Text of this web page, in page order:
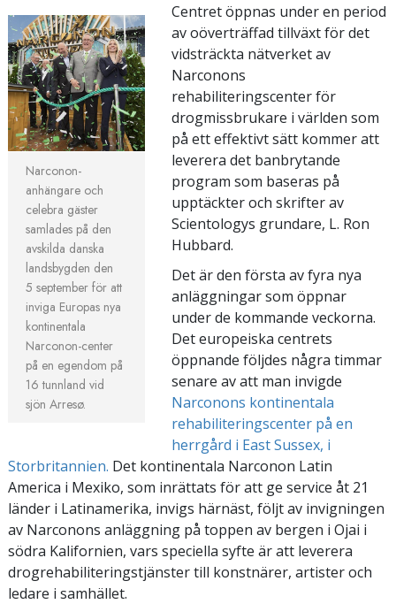
Narconon-
anhängare och
celebra gäster
samlades på den
avskilda danska
landsbygden den
5 september för att
inviga Europas nya
kontinentala
Narconon-center
på en egendom på
16 tunnland vid
sjön Arresø.
Centret öppnas under en period
av oöverträffad tillväxt för det
vidsträckta nätverket av
Narconons
rehabiliteringscenter för
drogmissbrukare i världen som
på ett effektivt sätt kommer att
leverera det banbrytande
program som baseras på
upptäckter och skrifter av
Scientologys grundare, L. Ron
Hubbard.
Det är den första av fyra nya
anläggningar som öppnar
under de kommande veckorna.
Det europeiska centrets
öppnande följdes några timmar
senare av att man invigde
Narconons kontinentala
rehabiliteringscenter på en
herrgård i East Sussex, i
Storbritannien. Det kontinentala Narconon Latin
America i Mexiko, som inrättats för att ge service åt 21
länder i Latinamerika, invigs härnäst, följt av invigningen
av Narconons anläggning på toppen av bergen i Ojai i
södra Kalifornien, vars speciella syfte är att leverera
drogrehabiliteringstjänster till konstnärer, artister och
ledare i samhället.